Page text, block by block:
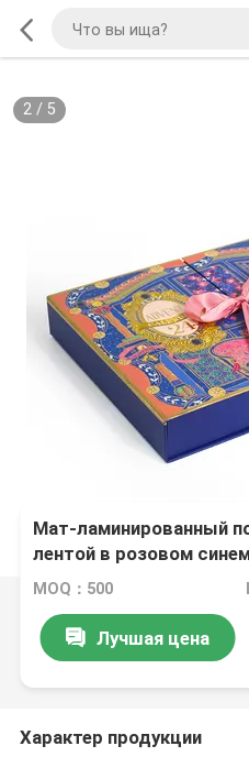
2/ 5
Мат-ламинированный
лентой в розовом
MOQ：500
Лучшая цена
Характер продукции